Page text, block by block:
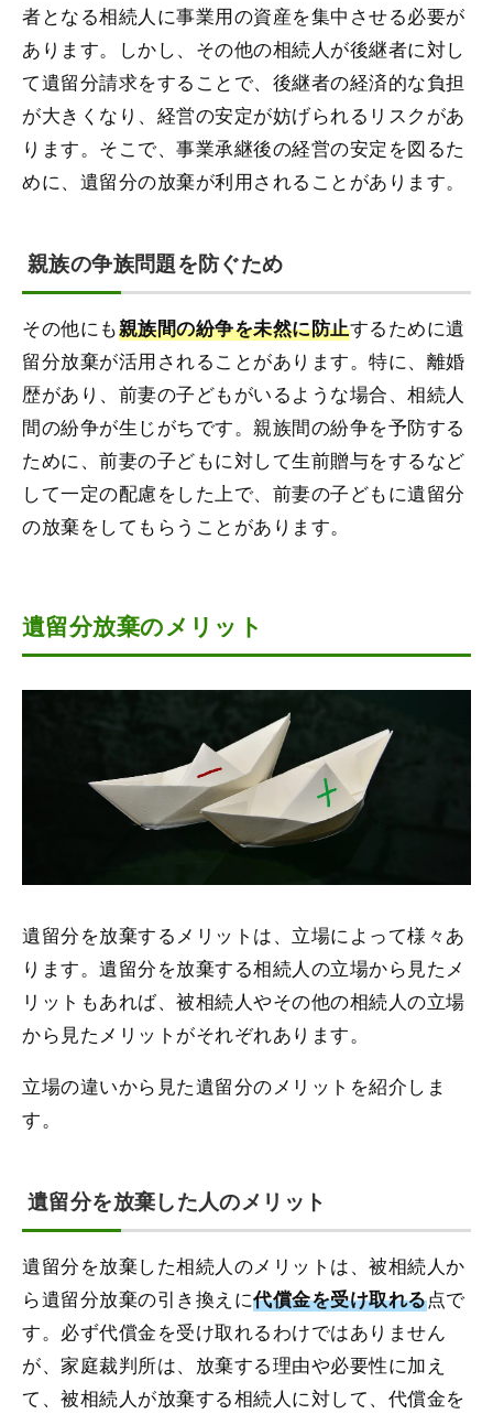
者となる相続人に事業用の資産を集中させる必要が
あります。しかし、その他の相続人が後継者に対し
て遺留分請求をすることで、後継者の経済的な負担
が大きくなり、経営の安定が妨げられるリスクがあ
ります。そこで、事業承継後の経営の安定を図るた
めに、遺留分の放棄が利用されることがあります。
親族の争族問題を防ぐため
その他にも親族間の紛争を未然に防止するために遺
留分放棄が活用されることがあります。特に、離婚
歴があり、前妻の子どもがいるような場合、相続人
間の紛争が生じがちです。親族間の紛争を予防する
ために、前妻の子どもに対して生前贈与をするなど
して一定の配慮をした上で、前妻の子どもに遺留分
の放棄をしてもらうことがあります。
遺留分放棄のメリット
遺留分を放棄するメリットは、立場によって様々あ
ります。遺留分を放棄する相続人の立場から見たメ
リットもあれば、被相続人やその他の相続人の立場
から見たメリットがそれぞれあります。
立場の違いから見た遺留分のメリットを紹介しま
す。
遺留分を放棄した人のメリット
遺留分を放棄した相続人のメリットは、被相続人か
ら遺留分放棄の引き換えに代償金を受け取れる点で
す。必ず代償金を受け取れるわけではありません
が、家庭裁判所は、放棄する理由や必要性に加え
て、被相続人が放棄する相続人に対して、代償金を